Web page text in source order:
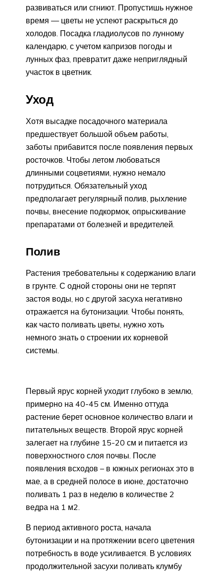
развиваться или сгниют. Пропустишь нужное
время — цветы не успеют раскрыться до
холодов. Посадка гладиолусов по лунному
календарю, с учетом капризов погоды и
лунных фаз, превратит даже неприглядный
участок в цветник.
Уход
Хотя высадке посадочного материала
предшествует большой объем работы,
заботы прибавится после появления первых
росточков. Чтобы летом любоваться
длинными соцветиями, нужно немало
потрудиться. Обязательный уход
предполагает регулярный полив, рыхление
почвы, внесение подкормок, опрыскивание
препаратами от болезней и вредителей.
Полив
Растения требовательны к содержанию влаги
в грунте. С одной стороны они не терпят
застоя воды, но с другой засуха негативно
отражается на бутонизации. Чтобы понять,
как часто поливать цветы, нужно хоть
немного знать о строении их корневой
системы.
Первый ярус корней уходит глубоко в землю,
примерно на 40-45 см. Именно оттуда
растение берет основное количество влаги и
питательных веществ. Второй ярус корней
залегает на глубине 15-20 см и питается из
поверхностного слоя почвы. После
появления всходов – в южных регионах это в
мае, а в средней полосе в июне, достаточно
поливать 1 раз в неделю в количестве 2
ведра на 1 м2.
В период активного роста, начала
бутонизации и на протяжении всего цветения
потребность в воде усиливается. В условиях
продолжительной засухи поливать клумбу